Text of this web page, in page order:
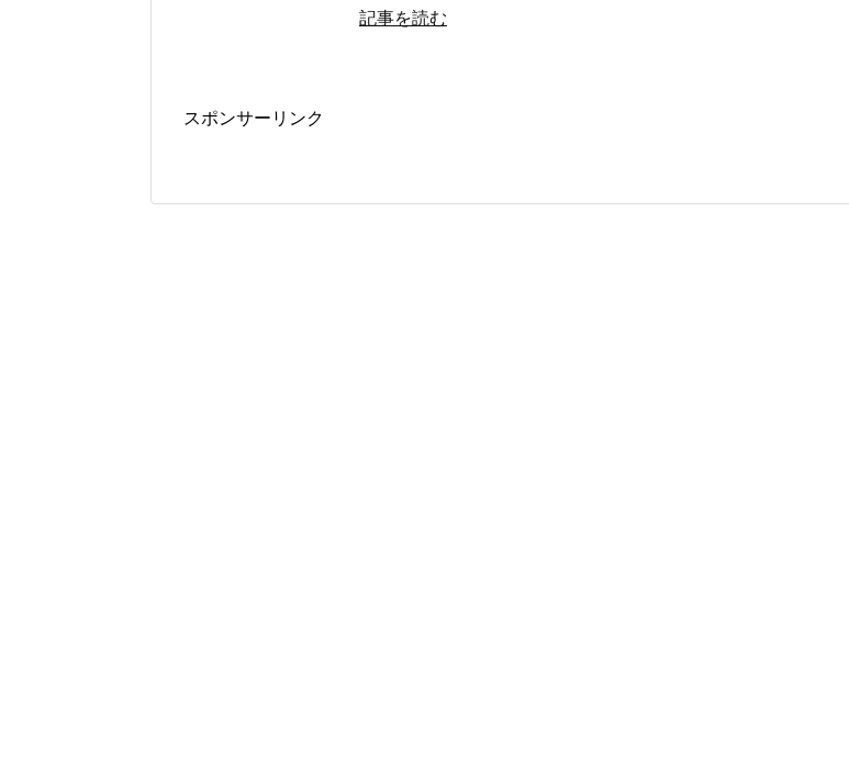
記事を読む
スポンサーリンク